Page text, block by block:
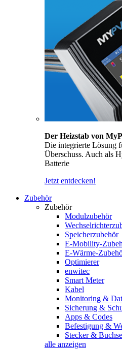
Der Heizstab von
Die integrierte Lösung
Überschuss. Auch als
Batterie
Jetzt entdecken!
Zubehör
Zubehör
Modulzubehör
Speicherzubehör
E-Mobility-
E-Wärme-
Optimierer
enwitec
Smart Meter
Kabel
Monitoring &
Sicherung &
Apps & Codes
Befestigung &
Stecker &
alle anzeigen